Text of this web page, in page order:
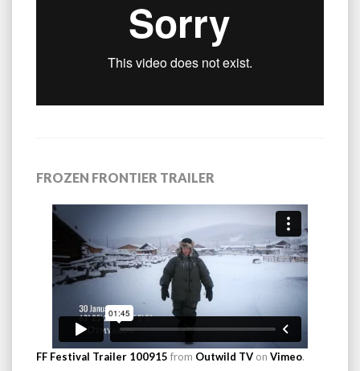
FROZEN FRONTIER TRAILER
FF Festival Trailer 100915 from Outwild TV on Vimeo.